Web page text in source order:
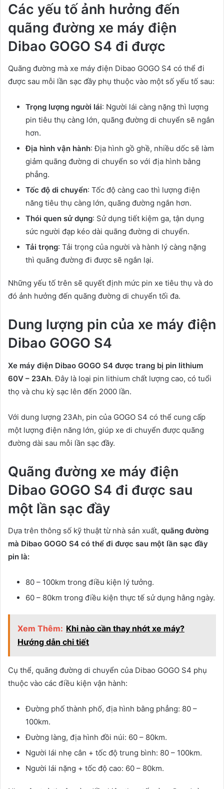
Các yếu tố ảnh hưởng đến
quãng đường xe máy điện
Dibao GOGO S4 đi được
Quãng đường mà xe máy điện Dibao GOGO S4 có thể đi
được sau mỗi lần sạc đầy phụ thuộc vào một số yếu tố sau:
Trọng lượng người lái: Người lái càng nặng thì lượng
pin tiêu thụ càng lớn, quãng đường di chuyển sẽ ngắn
hơn.
Địa hình vận hành: Địa hình gồ ghề, nhiều dốc sẽ làm
giảm quãng đường di chuyển so với địa hình bằng
phẳng.
Tốc độ di chuyển: Tốc độ càng cao thì lượng điện
năng tiêu thụ càng lớn, quãng đường ngắn hơn.
Thói quen sử dụng: Sử dụng tiết kiệm ga, tận dụng
sức người đạp kéo dài quãng đường di chuyển.
Tải trọng: Tải trọng của người và hành lý càng nặng
thì quãng đường đi được sẽ ngắn lại.
Những yếu tố trên sẽ quyết định mức pin xe tiêu thụ và do
đó ảnh hưởng đến quãng đường di chuyển tối đa.
Dung lượng pin của xe máy điện
Dibao GOGO S4
Xe máy điện Dibao GOGO S4 được trang bị pin lithium
60V – 23Ah. Đây là loại pin lithium chất lượng cao, có tuổi
thọ và chu kỳ sạc lên đến 2000 lần.
Với dung lượng 23Ah, pin của GOGO S4 có thể cung cấp
một lượng điện năng lớn, giúp xe di chuyển được quãng
đường dài sau mỗi lần sạc đầy.
Quãng đường xe máy điện
Dibao GOGO S4 đi được sau
một lần sạc đầy
Dựa trên thông số kỹ thuật từ nhà sản xuất, quãng đường
mà Dibao GOGO S4 có thể đi được sau một lần sạc đầy
pin là:
80 – 100km trong điều kiện lý tưởng.
60 – 80km trong điều kiện thực tế sử dụng hằng ngày.
Xem Thêm: Khi nào cần thay nhớt xe máy?
Hướng dẫn chi tiết
Cụ thể, quãng đường di chuyển của Dibao GOGO S4 phụ
thuộc vào các điều kiện vận hành:
Đường phố thành phố, địa hình bằng phẳng: 80 –
100km.
Đường làng, địa hình đồi núi: 60 – 80km.
Người lái nhẹ cân + tốc độ trung bình: 80 – 100km.
Người lái nặng + tốc độ cao: 60 – 80km.